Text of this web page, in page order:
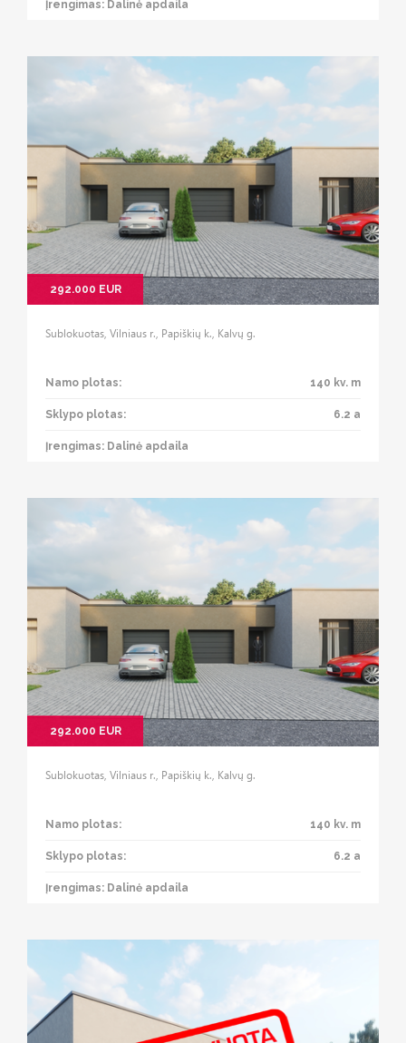
Įrengimas: Dalinė apdaila
292.000 EUR
Sublokuotas, Vilniaus r., Papiškių k., Kalvų g.
Namo plotas: 140 kv. m
Sklypo plotas: 6.2 a
Įrengimas: Dalinė apdaila
292.000 EUR
Sublokuotas, Vilniaus r., Papiškių k., Kalvų g.
Namo plotas: 140 kv. m
Sklypo plotas: 6.2 a
Įrengimas: Dalinė apdaila